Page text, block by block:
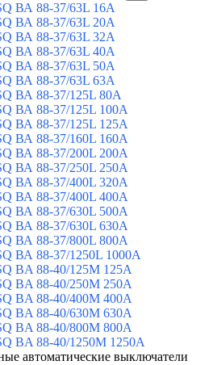
ВА 88-37/63L 16A
ВА 88-37/63L 20A
ВА 88-37/63L 32A
ВА 88-37/63L 40A
ВА 88-37/63L 50A
ВА 88-37/63L 63A
ВА 88-37/125L 80A
ВА 88-37/125L 100A
ВА 88-37/125L 125A
ВА 88-37/160L 160A
ВА 88-37/200L 200A
ВА 88-37/250L 250A
ВА 88-37/400L 320A
ВА 88-37/400L 400A
ВА 88-37/630L 500A
ВА 88-37/630L 630A
ВА 88-37/800L 800A
ВА 88-37/1250L 1000A
BA 88-40/125M 125A
BA 88-40/250M 250A
BA 88-40/400M 400A
BA 88-40/630М 630A
BA 88-40/800M 800A
BA 88-40/1250М 1250A
автоматические выключатели